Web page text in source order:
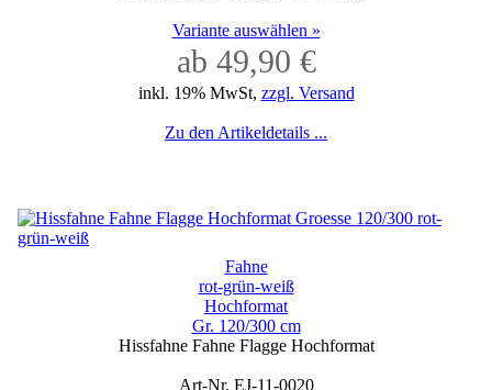
Variante auswählen »
ab 49,90 €
inkl. 19% MwSt, zzgl. Versand
Zu den Artikeldetails ...
Fahne
rot-grün-weiß
Hochformat
Gr. 120/300 cm
Hissfahne Fahne Flagge Hochformat
Art-Nr. EJ-11-0020